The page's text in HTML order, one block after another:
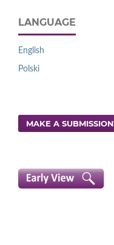
LANGUAGE
English
Polski
MAKE A SUBMISSION